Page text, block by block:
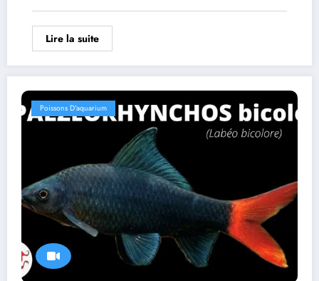
Lire la suite
Poissons D'aquarium